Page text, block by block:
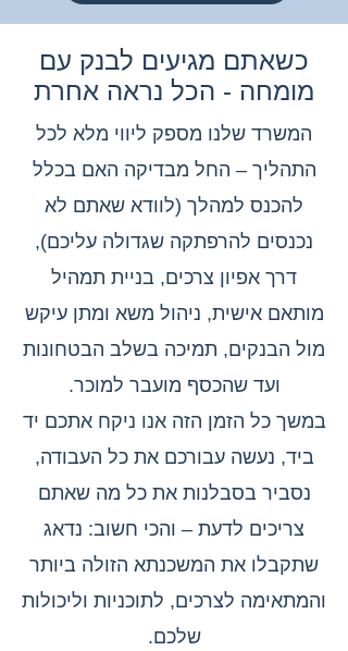
כשאתם מגיעים לבנק עם
מומחה - הכל נראה אחרת
המשרד שלנו מספק ליווי מלא לכל
התהליך – החל מבדיקה האם בכלל
להכנס למהלך (לוודא שאתם לא
נכנסים להרפתקה שגדולה עליכם),
דרך אפיון צרכים, בניית תמהיל
מותאם אישית, ניהול משא ומתן עיקש
מול הבנקים, תמיכה בשלב הבטחונות
ועד שהכסף מועבר למוכר.
במשך כל הזמן הזה אנו ניקח אתכם יד
ביד, נעשה עבורכם את כל העבודה,
נסביר בסבלנות את כל מה שאתם
צריכים לדעת – והכי חשוב: נדאג
שתקבלו את המשכנתא הזולה ביותר
והמתאימה לצרכים, לתוכניות וליכולות
שלכם.